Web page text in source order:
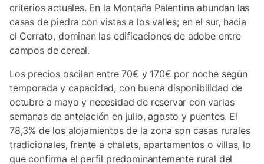
criterios actuales. En la Montaña Palentina abundan las
casas de piedra con vistas a los valles; en el sur, hacia
el Cerrato, dominan las edificaciones de adobe entre
campos de cereal.
Los precios oscilan entre 70€ y 170€ por noche según
temporada y capacidad, con buena disponibilidad de
octubre a mayo y necesidad de reservar con varias
semanas de antelación en julio, agosto y puentes. El
78,3% de los alojamientos de la zona son casas rurales
tradicionales, frente a chalets, apartamentos o villas, lo
que confirma el perfil predominantemente rural del